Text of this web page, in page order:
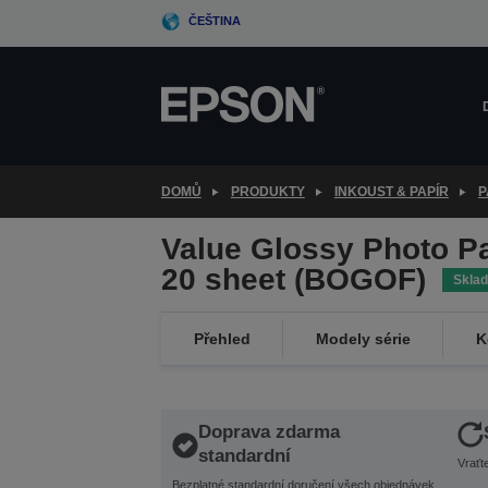
ČEŠTINA
DOMŮ PRODUKTY INKOUST & PAPÍR
Value Glossy Photo
20 sheet (BOGOF)
Přehled Modely série
Doprava zdarma
standardní
Bezplatné standardní doručení všech objednávek